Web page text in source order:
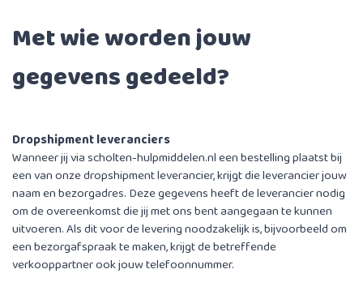
Met wie worden jouw
gegevens gedeeld?
Dropshipment leveranciers
Wanneer jij via scholten-hulpmiddelen.nl een bestelling plaatst bij
een van onze dropshipment leverancier, krijgt die leverancier jouw
naam en bezorgadres. Deze gegevens heeft de leverancier nodig
om de overeenkomst die jij met ons bent aangegaan te kunnen
uitvoeren. Als dit voor de levering noodzakelijk is, bijvoorbeeld om
een bezorgafspraak te maken, krijgt de betreffende
verkooppartner ook jouw telefoonnummer.